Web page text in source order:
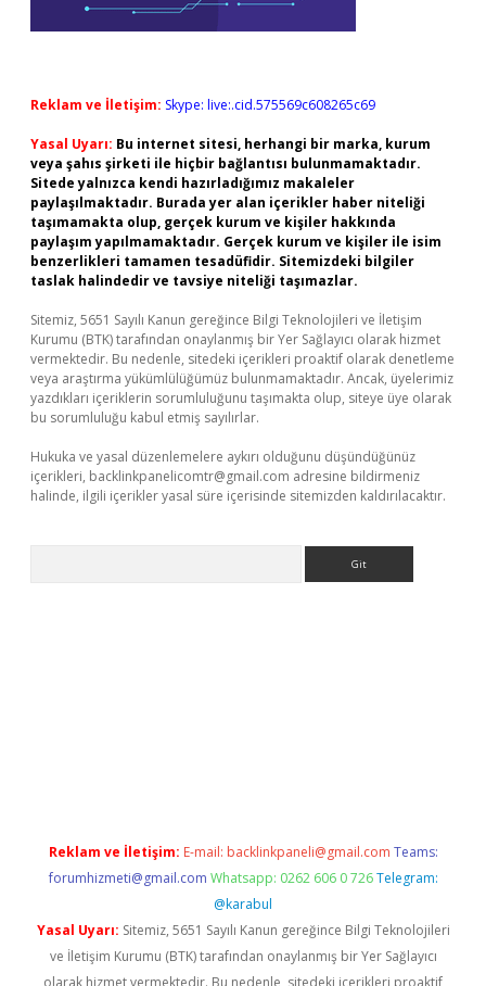
Reklam ve İletişim: Skype: live:.cid.575569c608265c69
Yasal Uyarı: Bu internet sitesi, herhangi bir marka, kurum
veya şahıs şirketi ile hiçbir bağlantısı bulunmamaktadır.
Sitede yalnızca kendi hazırladığımız makaleler
paylaşılmaktadır. Burada yer alan içerikler haber niteliği
taşımamakta olup, gerçek kurum ve kişiler hakkında
paylaşım yapılmamaktadır. Gerçek kurum ve kişiler ile isim
benzerlikleri tamamen tesadüfidir. Sitemizdeki bilgiler
taslak halindedir ve tavsiye niteliği taşımazlar.
Sitemiz, 5651 Sayılı Kanun gereğince Bilgi Teknolojileri ve İletişim
Kurumu (BTK) tarafından onaylanmış bir Yer Sağlayıcı olarak hizmet
vermektedir. Bu nedenle, sitedeki içerikleri proaktif olarak denetleme
veya araştırma yükümlülüğümüz bulunmamaktadır. Ancak, üyelerimiz
yazdıkları içeriklerin sorumluluğunu taşımakta olup, siteye üye olarak
bu sorumluluğu kabul etmiş sayılırlar.
Hukuka ve yasal düzenlemelere aykırı olduğunu düşündüğünüz
içerikleri, backlinkpanelicomtr@gmail.com adresine bildirmeniz
halinde, ilgili içerikler yasal süre içerisinde sitemizden kaldırılacaktır.
Reklam ve İletişim: E-mail: backlinkpaneli@gmail.com Teams:
forumhizmeti@gmail.com Whatsapp: 0262 606 0 726 Telegram:
@karabul
Yasal Uyarı: Sitemiz, 5651 Sayılı Kanun gereğince Bilgi Teknolojileri
ve İletişim Kurumu (BTK) tarafından onaylanmış bir Yer Sağlayıcı
olarak hizmet vermektedir. Bu nedenle, sitedeki içerikleri proaktif